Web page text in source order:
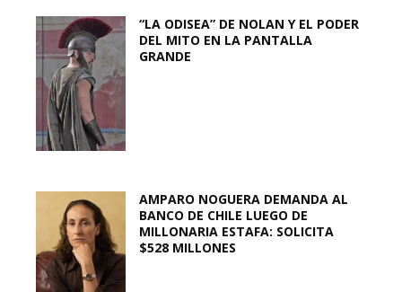
“LA ODISEA” DE NOLAN Y EL PODER
DEL MITO EN LA PANTALLA
GRANDE
AMPARO NOGUERA DEMANDA AL
BANCO DE CHILE LUEGO DE
MILLONARIA ESTAFA: SOLICITA
$528 MILLONES